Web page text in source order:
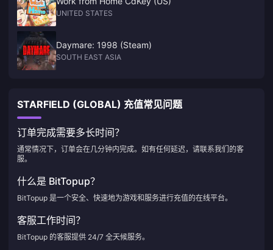
UNITED STATES
Daymare: 1998 (Steam)
SOUTH EAST ASIA
STARFIELD (GLOBAL) 充值常见问题
订单完成需要多长时间？
通常情况下，订单会在几分钟内完成。如有任何延迟，请联系我们的客
服。
什么是 BitTopup？
BitTopup 是一个安全、快速地为游戏和服务进行充值的在线平台。
客服工作时间？
BitTopup 的客服提供 24/7 全天候服务。